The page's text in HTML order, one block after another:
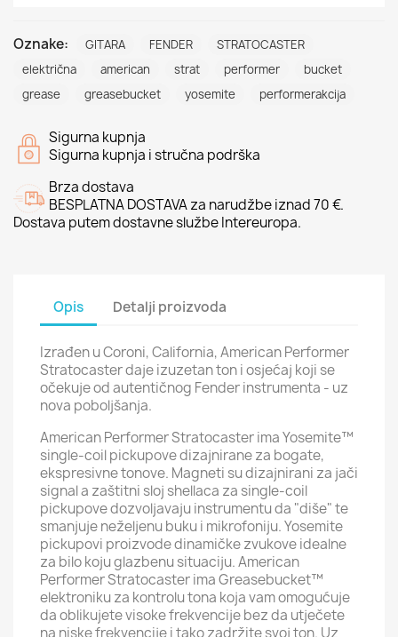
Oznake: GITARA FENDER
STRATOCASTER
električna
american strat performer
bucket
grease
greasebucket yosemite performerakcija
Sigurna kupnja
Sigurna kupnja i stručna podrška
Brza dostava
BESPLATNA DOSTAVA za narudžbe iznad 70 €.
Dostava putem dostavne službe Intereuropa.
Opis Detalji proizvoda
Izrađen u Coroni, California, American Performer
Stratocaster daje izuzetan ton i osjećaj koji se
očekuje od autentičnog Fender instrumenta - uz
nova poboljšanja.
American Performer Stratocaster ima Yosemite™
single-coil pickupove dizajnirane za bogate,
ekspresivne tonove. Magneti su dizajnirani za jači
signal a zaštitni sloj shellaca za single-coil
pickupove dozvoljavaju instrumentu da "diše" te
smanjuje neželjenu buku i mikrofoniju. Yosemite
pickupovi proizvode dinamičke zvukove idealne
za bilo koju glazbenu situaciju. American
Performer Stratocaster ima Greasebucket™
elektroniku za kontrolu tona koja vam omogućuje
da oblikujete visoke frekvencije bez da utječete
na niske frekvencije i tako zadržite svoj ton. Uz